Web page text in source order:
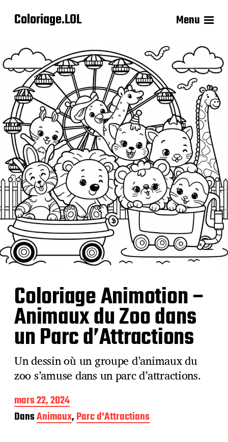
Coloriage.LOL Menu
Coloriage Animotion –
Animaux du Zoo dans
un Parc d’Attractions
Un dessin où un groupe d’animaux du
zoo s’amuse dans un parc d’attractions.
D
a
t
mars 22, 2024
DansAnimaux,Parc d'Attractions